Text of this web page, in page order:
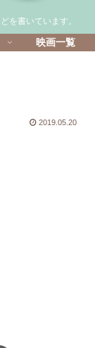
を書いています。
映画一覧
2019.05.20